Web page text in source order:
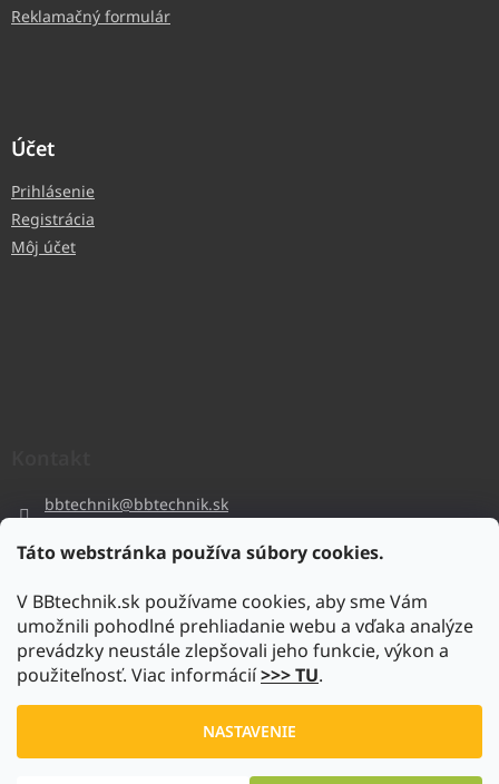
Táto webstránka používa súbory cookies.
V BBtechnik.sk používame cookies, aby sme Vám
umožnili pohodlné prehliadanie webu a vďaka analýze
prevádzky neustále zlepšovali jeho funkcie, výkon a
použiteľnosť. Viac informácií>>> TU.
NASTAVENIE
Reklamačný formulár
Účet
Prihlásenie
Registrácia
Môj účet
bbtechnik@bbtechnik.sk
bbtechnik
https://www.youtube.com/@bb-techniks.r.o.7746